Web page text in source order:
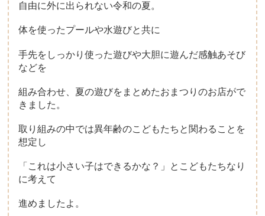
子育て支援について
一時保育について
自由に外に出られない令和の夏。
体を使ったプールや水遊びと共に
手先をしっかり使った遊びや大胆に遊んだ感触あそび
などを
組み合わせ、夏の遊びをまとめたおまつりのお店がで
きました。
取り組みの中では異年齢のこどもたちと関わることを
想定し
「これは小さい子はできるかな？」とこどもたちなり
に考えて
進めましたよ。